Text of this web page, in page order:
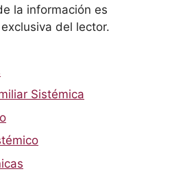
la información es
del lector.
Sistémica